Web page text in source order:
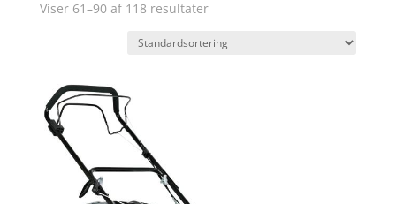
Viser 61–90 af 118 resultater